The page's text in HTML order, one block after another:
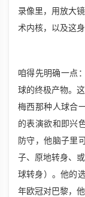
录像里，用放大
术内核，以及这
咱得先明确一点
球的终极产物。
梅西那种人球合
的表演欲和即兴
防守，他脑子里
子、原地转身、
球转身）。他的
年欧冠对巴黎，